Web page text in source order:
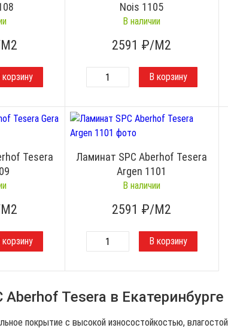
Nois 1105
В наличии
2591 ₽/М2
Tesera
Ламинат SPC Aberhof Tesera
Argen 1101
В наличии
2591 ₽/М2
Tesera в Екатеринбурге
покрытие с высокой износостойкостью,